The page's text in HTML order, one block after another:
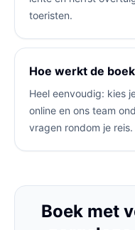
toeristen.
Hoe werkt de
Heel eenvoudig: kies
online en ons team
vragen rondom je reis.
Boek met